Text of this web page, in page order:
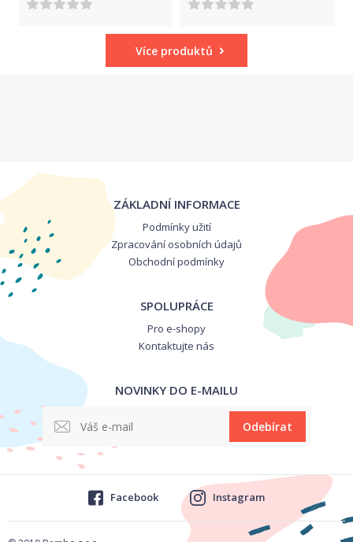
Více produktů
ZÁKLADNÍ INFORMACE
Podmínky užití
Zpracování osobních údajů
Obchodní podmínky
SPOLUPRÁCE
Pro e-shopy
Kontaktujte nás
NOVINKY DO E-MAILU
Odebírat
Facebook Instagram